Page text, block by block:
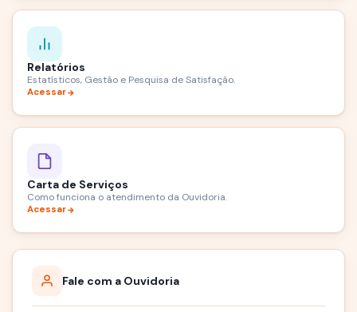
Relatórios
Estatísticos, Gestão e Pesquisa de Satisfação.
Acessar
Carta de Serviços
Como funciona o atendimento da Ouvidoria.
Acessar
Fale com a Ouvidoria